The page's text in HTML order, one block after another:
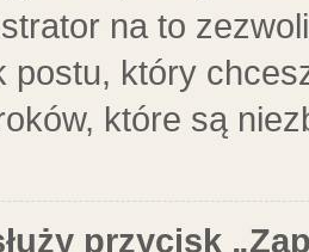
na to
postu, który
które są
przycisk